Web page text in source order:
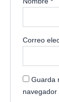
Correo
Guarda
navegador